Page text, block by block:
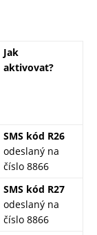
Jak
aktivovat?
SMS kód R26
odeslaný na
číslo 8866
SMS kód R27
odeslaný na
číslo 8866